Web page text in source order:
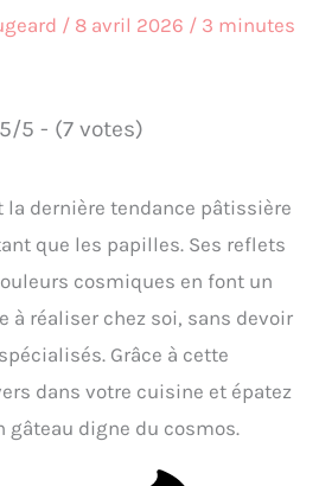
/ 8 avril 2026 / 3 minutes
5/5 - (7 votes)
la dernière tendance pâtissière
que les papilles. Ses reflets
cosmiques en font un
à réaliser chez soi, sans devoir
Grâce à cette
dans votre cuisine et épatez
gâteau digne du cosmos.